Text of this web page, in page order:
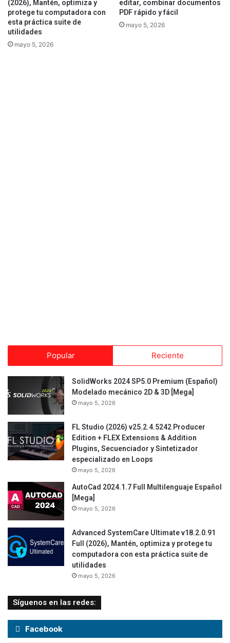
(2026), Mantén, optimiza y
protege tu computadora con
esta práctica suite de
utilidades
mayo 5, 2026
editar, combinar documentos
PDF rápido y fácil
mayo 5, 2026
Popular Reciente
SolidWorks 2024 SP5.0 Premium (Español)
Modelado mecánico 2D & 3D [Mega]
mayo 5, 2026
FL Studio (2026) v25.2.4.5242 Producer
Edition + FLEX Extensions & Addition
Plugins, Secuenciador y Sintetizador
especializado en Loops
mayo 5, 2026
AutoCad 2024.1.7 Full Multilenguaje Español
[Mega]
mayo 5, 2026
Advanced SystemCare Ultimate v18.2.0.91
Full (2026), Mantén, optimiza y protege tu
computadora con esta práctica suite de
utilidades
mayo 5, 2026
Síguenos en las redes:
Facebook